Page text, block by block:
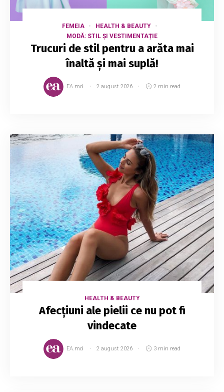
FEMEIA
HEALTH & BEAUTY
MODĂ: STIL ȘI VESTIMENTAȚIE
Trucuri de stil pentru a arăta mai
înaltă și mai suplă!
EA.md 2 august 2026 2 min read
HEALTH & BEAUTY
Afecțiuni ale pielii ce nu pot fi
vindecate
EA.md 2 august 2026 3 min read